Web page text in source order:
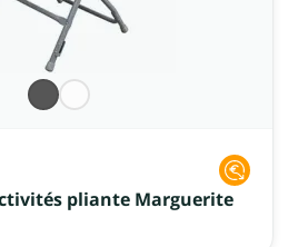
pliante Marguerite